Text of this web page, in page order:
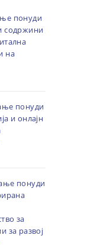
понуди
содржини
на
понуди
и онлајн
понуди
за
за развој